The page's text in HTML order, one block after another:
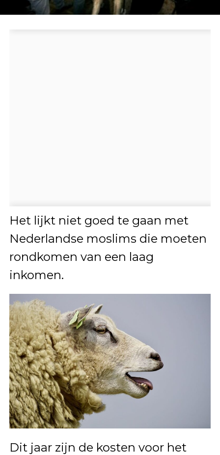
Het lijkt niet goed te gaan met
Nederlandse moslims die moeten
rondkomen van een laag
inkomen.
Dit jaar zijn de kosten voor het